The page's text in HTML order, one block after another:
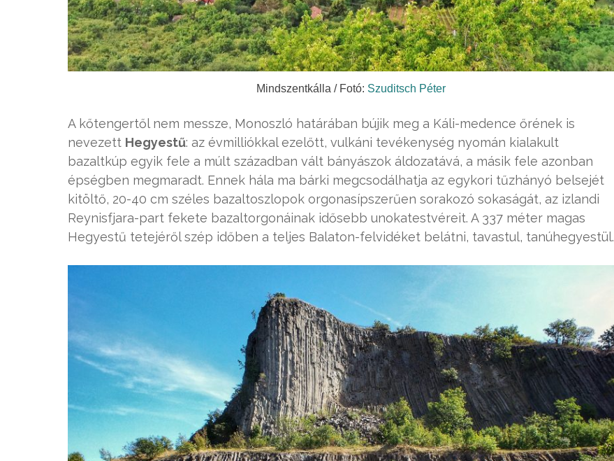
Mindszentkálla / Fotó: Szuditsch Péter
A kőtengertől nem messze, Monoszló határában bújik meg a Káli-medence őrének is
nevezett Hegyestű: az évmilliókkal ezelőtt, vulkáni tevékenység nyomán kialakult
bazaltkúp egyik fele a múlt században vált bányászok áldozatává, a másik fele azonban
épségben megmaradt. Ennek hála ma bárki megcsodálhatja az egykori tűzhányó belsejét
kitöltő, 20-40 cm széles bazaltoszlopok orgonasípszerűen sorakozó sokaságát, az izlandi
Reynisfjara-part fekete bazaltorgonáinak idősebb unokatestvéreit. A 337 méter magas
Hegyestű tetejéről szép időben a teljes Balaton-felvidéket belátni, tavastul, tanúhegyestül.